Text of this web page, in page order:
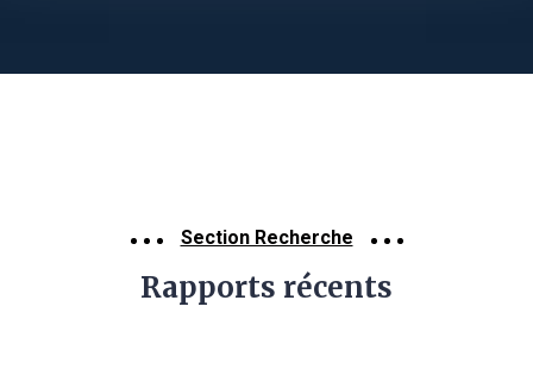
Section Recherche
Rapports récents